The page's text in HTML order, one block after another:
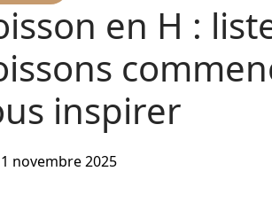
en H :
inspirer
novembre 2025